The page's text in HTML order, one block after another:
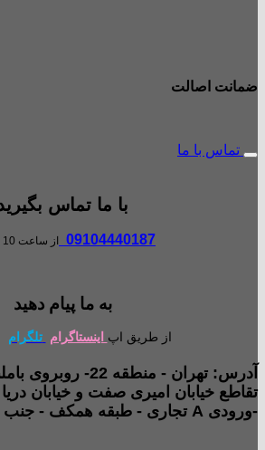
ضمانت اصالت
تماس با ما
با ما تماس
09104440187 از ساعت 10 الی 21
به ما پیام دهید
از طریق اپ اینستاگرام تلگرام
آدرس: تهران - منطقه
تقاطع خیابان امیری صفت و خیابان
-ورودی A تجاری - طبقه همکف - جنب داروخانه - واحد B2